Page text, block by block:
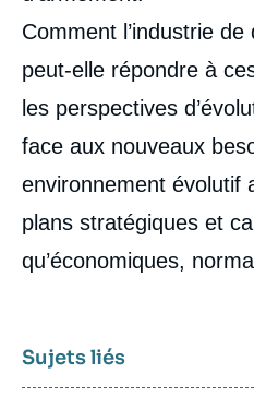
Comment l’industrie
peut-elle répondre à
les perspectives
face aux nouveaux
environnement évolutif
plans stratégiques et
qu’économiques,
Sujets liés